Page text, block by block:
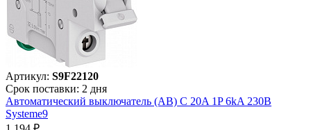
Артикул: S9F22120
Срок поставки: 2 дня
Автоматический выключатель (АВ) C 20A 1P 6kA 230В
Systeme9